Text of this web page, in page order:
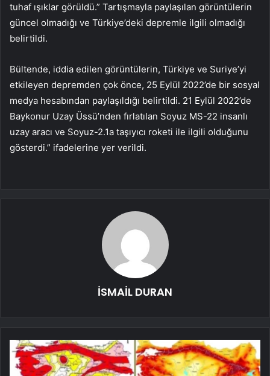
tuhaf ışıklar görüldü.” Tartışmayla paylaşılan görüntülerin
güncel olmadığı ve Türkiye’deki depremle ilgili olmadığı
belirtildi.
Bültende, iddia edilen görüntülerin, Türkiye ve Suriye’yi
etkileyen depremden çok önce, 25 Eylül 2022’de bir sosyal
medya hesabından paylaşıldığı belirtildi. 21 Eylül 2022’de
Baykonur Uzay Üssü’nden fırlatılan Soyuz MS-22 insanlı
uzay aracı ve Soyuz-2.1a taşıyıcı roketi ile ilgili olduğunu
gösterdi.” ifadelerine yer verildi.
İSMAİL DURAN